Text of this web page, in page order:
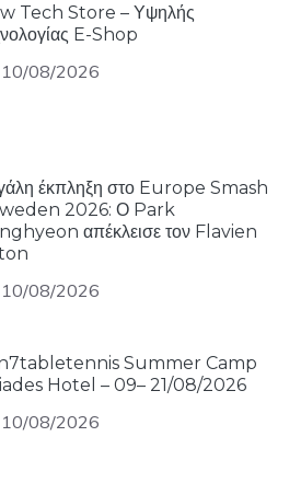
Tech Store – Υψηλής
E-Shop
10/08/2026
έκπληξη στο Europe Smash
2026: Ο Park
απέκλεισε τον Flavien
10/08/2026
Summer Camp
Hotel – 09– 21/08/2026
10/08/2026